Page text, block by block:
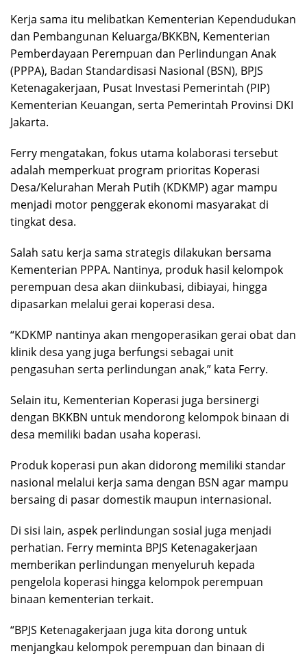
Kerja sama itu melibatkan Kementerian Kependudukan
dan Pembangunan Keluarga/BKKBN, Kementerian
Pemberdayaan Perempuan dan Perlindungan Anak
(PPPA), Badan Standardisasi Nasional (BSN), BPJS
Ketenagakerjaan, Pusat Investasi Pemerintah (PIP)
Kementerian Keuangan, serta Pemerintah Provinsi DKI
Jakarta.
Ferry mengatakan, fokus utama kolaborasi tersebut
adalah memperkuat program prioritas Koperasi
Desa/Kelurahan Merah Putih (KDKMP) agar mampu
menjadi motor penggerak ekonomi masyarakat di
tingkat desa.
Salah satu kerja sama strategis dilakukan bersama
Kementerian PPPA. Nantinya, produk hasil kelompok
perempuan desa akan diinkubasi, dibiayai, hingga
dipasarkan melalui gerai koperasi desa.
“KDKMP nantinya akan mengoperasikan gerai obat dan
klinik desa yang juga berfungsi sebagai unit
pengasuhan serta perlindungan anak,” kata Ferry.
Selain itu, Kementerian Koperasi juga bersinergi
dengan BKKBN untuk mendorong kelompok binaan di
desa memiliki badan usaha koperasi.
Produk koperasi pun akan didorong memiliki standar
nasional melalui kerja sama dengan BSN agar mampu
bersaing di pasar domestik maupun internasional.
Di sisi lain, aspek perlindungan sosial juga menjadi
perhatian. Ferry meminta BPJS Ketenagakerjaan
memberikan perlindungan menyeluruh kepada
pengelola koperasi hingga kelompok perempuan
binaan kementerian terkait.
“BPJS Ketenagakerjaan juga kita dorong untuk
menjangkau kelompok perempuan dan binaan di